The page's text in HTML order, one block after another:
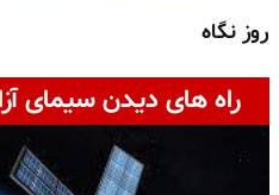
روز نگاه
راه های دیدن سیمای